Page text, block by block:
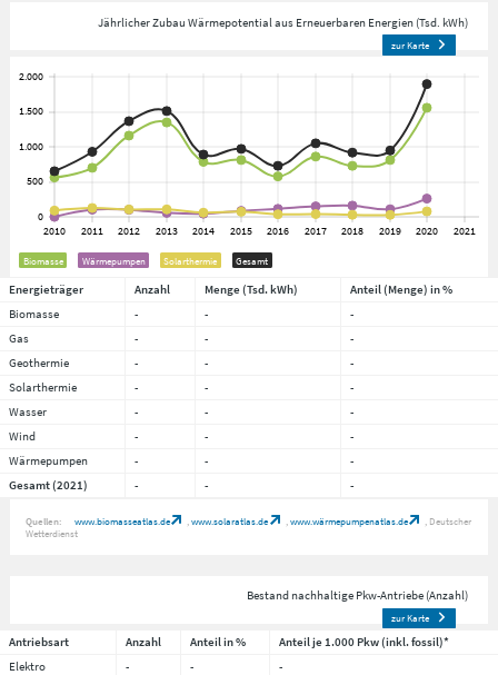
Jährlicher Zubau Wärmepotential aus Erneuerbaren Energien (Tsd. kWh)
zur Karte
Biomasse Wärmepumpen Solarthermie Gesamt
Energieträger Anzahl Menge (Tsd. kWh)
Anteil (Menge) in %
Biomasse
- -
-
Gas
- -
-
Geothermie
- -
-
Solarthermie
- -
-
Wasser
- -
-
Wind
- -
-
Wärmepumpen
- -
-
Gesamt (2021)
- - -
Quellen: www.biomasseatlas.de www.solaratlas.de www.wärmepumpenatlas.de
Deutscher
Wetterdienst
Bestand nachhaltige Pkw-Antriebe (Anzahl)
zur Karte
Antriebsart Anzahl Anteil in %
Anteil je 1.000 Pkw (inkl. fossil)*
Elektro
- -
-